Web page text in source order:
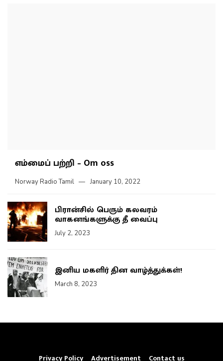
எம்மைப் பற்றி – Om oss
Norway Radio Tamil January 10, 2022
பிரான்சில் பெரும் கலவரம்
வாகனங்களுக்கு தீ வைப்பு
July 2, 2023
இனிய மகளிர் தின வாழ்த்துக்கள்!
March 8, 2023
Privacy Policy Advertisement Contact us